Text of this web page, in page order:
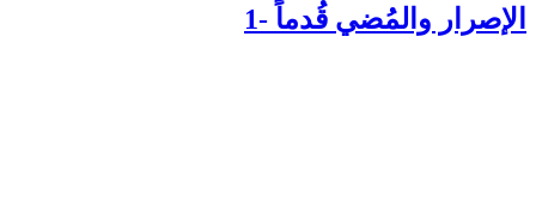
والمُضي قُدماً -1